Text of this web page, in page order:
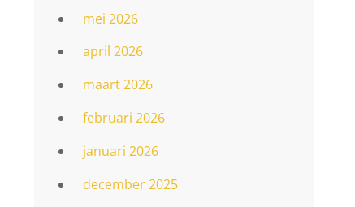
mei 2026
april 2026
maart 2026
februari 2026
januari 2026
december 2025